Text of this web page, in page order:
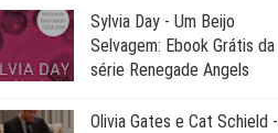
Sylvia Day - Um Beijo
Selvagem: Ebook Grátis da
série Renegade Angels
Olivia Gates e Cat Schield -